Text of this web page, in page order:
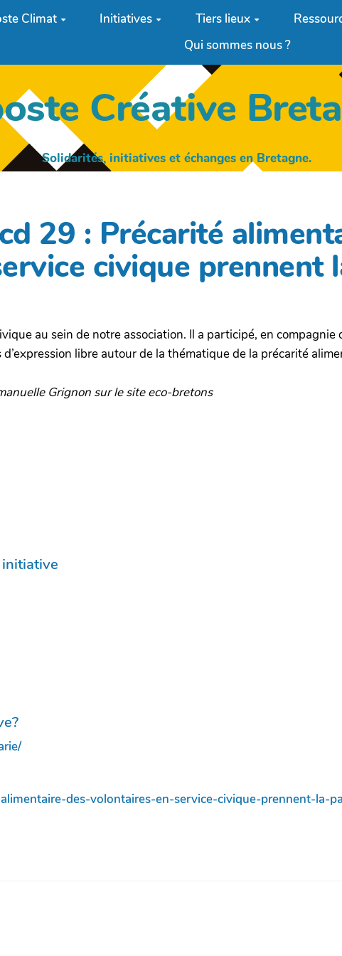
Climat Initiatives Tiers lieux
Qui sommes nous ?
Créative
Solidarités, initiatives et échanges en Bretagne.
29 : Précarité
civique prennent
au sein de notre association. Il a participé, en
d’expression libre autour de la thématique de la précarité
Grignon sur le site eco-bretons
des-volontaires-en-service-civique-prennent-la-